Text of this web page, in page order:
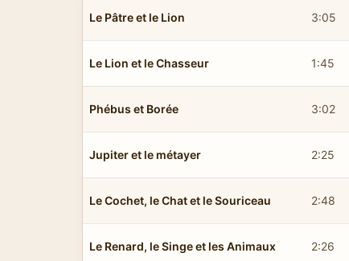
Le Pâtre et le Lion 3:05
Le Lion et le Chasseur 1:45
Phébus et Borée 3:02
Jupiter et le métayer 2:25
Le Cochet, le Chat et le Souriceau 2:48
Le Renard, le Singe et les Animaux 2:26